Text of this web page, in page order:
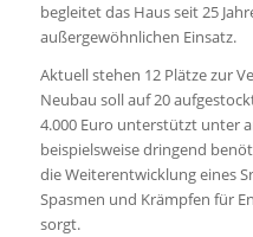
begleitet das Haus seit 25
außergewöhnlichen Einsatz.
Aktuell stehen 12 Plätze zur
Neubau soll auf 20
4.000 Euro unterstützt unter
beispielsweise dringend
die Weiterentwicklung eines
Spasmen und Krämpfen für
sorgt.